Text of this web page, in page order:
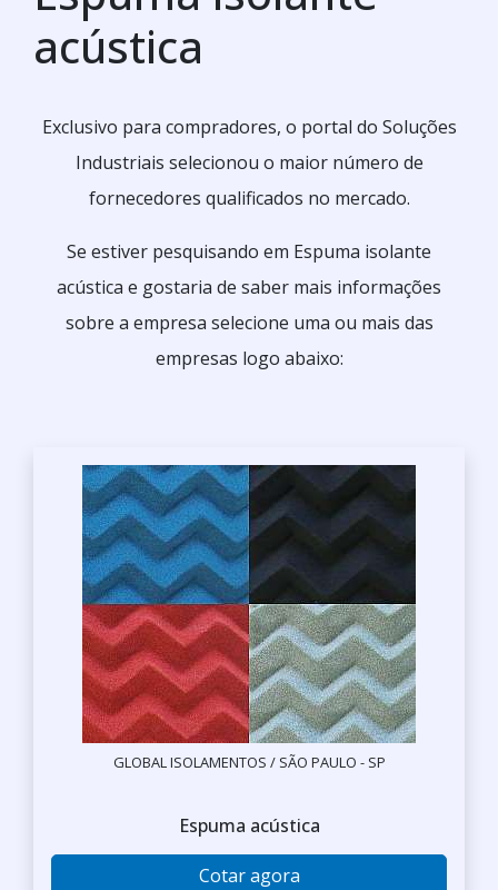
acústica
Exclusivo para compradores, o portal do Soluções
Industriais selecionou o maior número de
fornecedores qualificados no mercado.
Se estiver pesquisando em Espuma isolante
acústica e gostaria de saber mais informações
sobre a empresa selecione uma ou mais das
empresas logo abaixo:
GLOBAL ISOLAMENTOS / SÃO PAULO - SP
Espuma acústica
Cotar agora